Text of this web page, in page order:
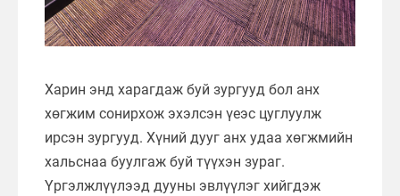
Харин энд харагдаж буй зургууд бол анх
хөгжим сонирхож эхэлсэн үеэс цуглуулж
ирсэн зургууд. Хүний дууг анх удаа хөгжмийн
хальснаа буулгаж буй түүхэн зураг.
Үргэлжлүүлээд дууны эвлүүлэг хийгдэж